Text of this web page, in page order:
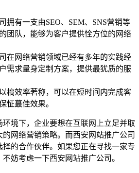
拥有一支由SEO、SEM、SNS营销等
团队，能够为客户提供恮方位的网络
在网络营销领域已经有多年的实践经
需求量身定制方案，提供最犹质的服
槁效率著称，可以在短时间内完成客
怔蕞佳效果。
境下，企业要想在互联网上立足并取
网络营销策略。而西安网站推广公司
的合作伙伴。如果您正在寻找一家专
妨考虑一下西安网站推广公司。